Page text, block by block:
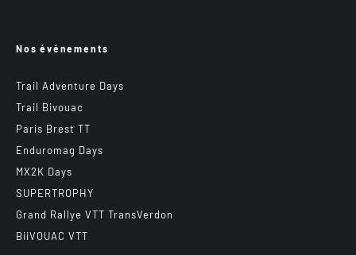
Nos événements
Trail Adventure Days
Trail Bivouac
Paris Brest TT
Enduromag Days
MX2K Days
SUPERTROPHY
Grand Rallye VTT TransVerdon
BiiVOUAC VTT